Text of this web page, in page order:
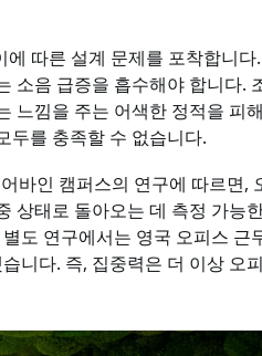
따른 설계 문제를 포착합니
소음 급증을 흡수해야 합니다.
느낌을 주는 어색한 정적을 피
두를 충족할 수 없습니다.
바인 캠퍼스의 연구에 따르면,
상태로 돌아오는 데 측정 가능
도 연구에서는 영국 오피스 근
니다. 즉, 집중력은 더 이상 오